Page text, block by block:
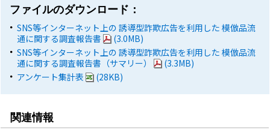
ファイルのダウンロード：
SNS等インターネット上の 誘導型詐欺広告を利用した 模倣品流
通に関する調査報告書
(3.0MB)
SNS等インターネット上の 誘導型詐欺広告を利用した 模倣品流
通に関する調査報告書（サマリー）
(3.3MB)
アンケート集計表
(28KB)
関連情報